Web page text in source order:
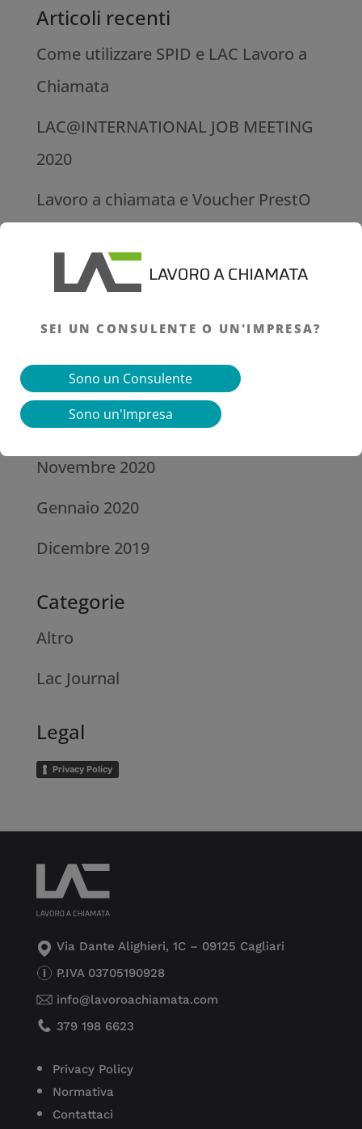
Articoli recenti
Come utilizzare SPID‌ ‌e‌ LAC ‌Lavoro‌ ‌a‌
‌Chiamata
LAC@INTERNATIONAL JOB MEETING
2020
Lavoro a chiamata e Voucher PrestO
Lavoro a chiamata: i settori di
può applicare
Archivi
Novembre 2020
Gennaio 2020
Dicembre 2019
Categorie
Altro
Lac Journal
Legal
Privacy Policy
Via Dante Alighieri, 1C – 09125 Cagliari
P.IVA 03705190928
info@lavoroachiamata.com
379 198 6623
Privacy Policy
Normativa
Contattaci
SEI UN CONSULENTE O UN'IMPRESA?
Sono un Consulente
Sono un'Impresa